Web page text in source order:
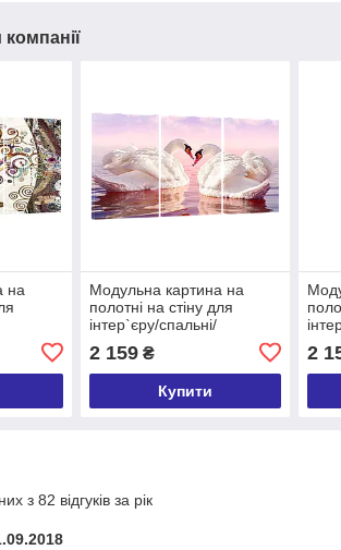
компанії
на
життя
Модульна картина на
полотні на стіну для
інтер`єру/спальні/
100x180 см (MK30140_X)
2 159₴
Купити
2
з 82 відгуків за рік